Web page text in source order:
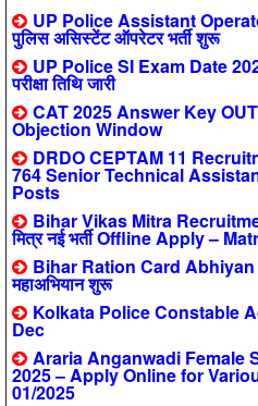
UP Police Assistant
पुलिस असिस्टेंट ऑपरेटर भर्ती शुरू
UP Police SI Exam Date
परीक्षा तिथि जारी
CAT 2025 Answer Key
Objection Window
DRDO CEPTAM 11
764 Senior Technical
Posts
Bihar Vikas Mitra
मित्र नई भर्ती Offline Apply –
Bihar Ration Card Abhiyan
महाअभियान शुरू
Kolkata Police Constable
Dec
Araria Anganwadi Female
2025 – Apply Online for
01/2025